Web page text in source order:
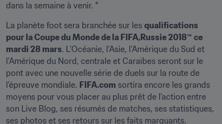
dans la semaine à venir. *
La planète foot sera branchée sur les qualifications
pour la Coupe du Monde de la FIFA,Russie 2018™ ce
mardi 28 mars. L'Océanie, l'Asie, l'Amérique du Sud et
l'Amérique du Nord, centrale et Caraïbes seront sur le
pont avec une nouvelle série de duels sur la route de
l'épreuve mondiale. FIFA.com sortira encore les grands
moyens pour vous placer au plus prêt de l'action entre
son Live Blog, ses résumés de matches, ses statistiques,
ses photos et ses retours sur les faits marquants.